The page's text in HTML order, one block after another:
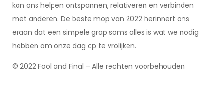
kan ons helpen ontspannen, relativeren en verbinden
met anderen. De beste mop van 2022 herinnert ons
eraan dat een simpele grap soms alles is wat we nodig
hebben om onze dag op te vrolijken.
© 2022 Fool and Final – Alle rechten voorbehouden